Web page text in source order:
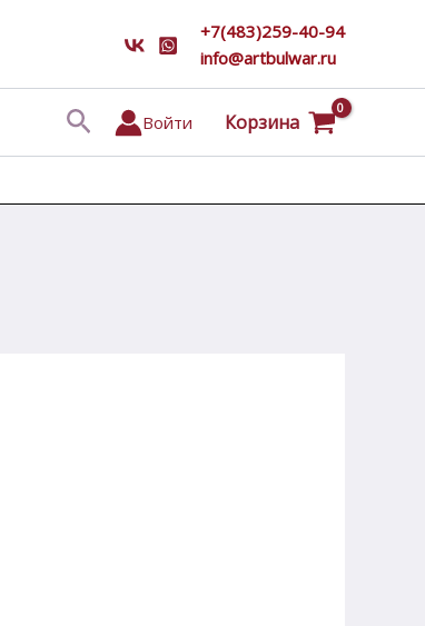
+7(483)259-40-94
info@artbulwar.ru
ПоискВойти Корзина